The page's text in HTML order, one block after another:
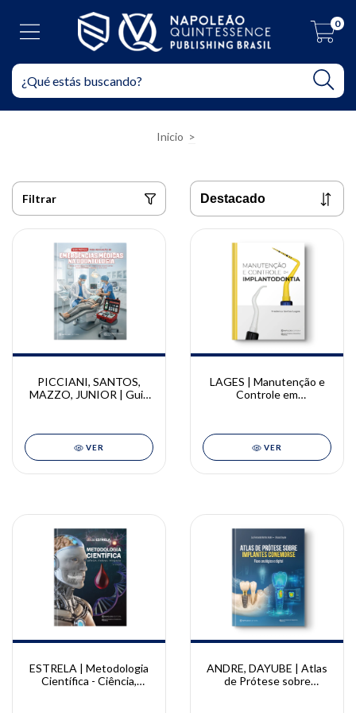
0
Inicio >
Filtrar
PICCIANI, SANTOS,
MAZZO, JUNIOR | Guia
na Odontologia | Bruna
Picciani, Paulo Santos,
Alessandra Mazzo e
Geraldo Júnior
VER
LAGES | Manutenção e
Controle em
VER
ESTRELA | Metodologia
Científica - Ciência,
ANDRE, DAYUBE | Atlas
de Prótese sobre